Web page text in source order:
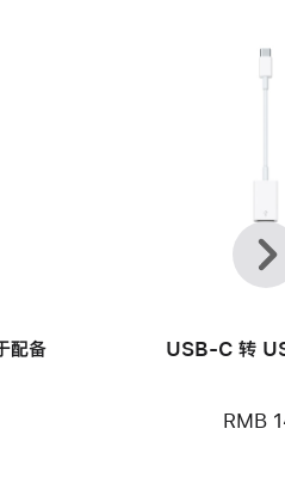
配备
USB-C 转
RMB
上
一
个
下
一
个